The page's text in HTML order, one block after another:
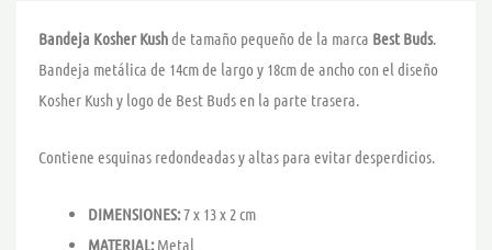
Bandeja Kosher Kushde tamaño pequeño de la marca Best Buds.
Bandeja metálica de 14cm de largo y 18cm de ancho con el diseño
Kosher Kush y logo de Best Buds en la parte trasera.
Contiene esquinas redondeadas y altas para evitar desperdicios.
DIMENSIONES:7 x 13 x 2 cm
MATERIAL:Metal